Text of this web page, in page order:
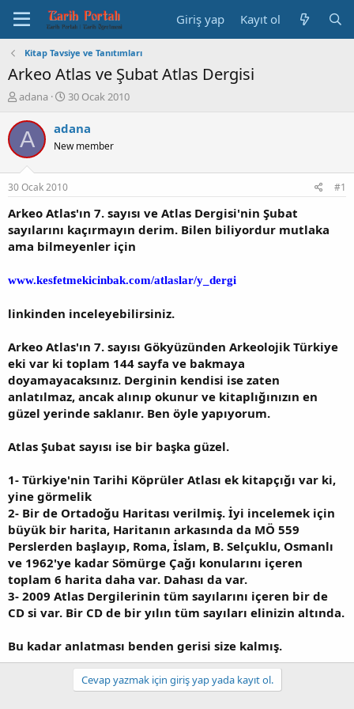
Giriş yap Kayıt ol
Kitap Tavsiye ve Tanıtımları
Arkeo Atlas ve Şubat Atlas Dergisi
K
n
b
u
u
b
a
l
a
a
adana
B
ş
a
ç
t
a
r
h
30 Ocak 2010
A adana
New member
30 Ocak 2010 #1
Arkeo Atlas'ın 7. sayısı ve Atlas Dergisi'nin Şubat
sayılarını kaçırmayın derim. Bilen biliyordur mutlaka
ama bilmeyenler için
www.kesfetmekicinbak.com/atlaslar/y_dergi
linkinden inceleyebilirsiniz.
Arkeo Atlas'ın 7. sayısı Gökyüzünden Arkeolojik Türkiye
eki var ki toplam 144 sayfa ve bakmaya
doyamayacaksınız. Derginin kendisi ise zaten
anlatılmaz, ancak alınıp okunur ve kitaplığınızın en
güzel yerinde saklanır. Ben öyle yapıyorum.
Atlas Şubat sayısı ise bir başka güzel.
1- Türkiye'nin Tarihi Köprüler Atlası ek kitapçığı var ki,
yine görmelik
2- Bir de Ortadoğu Haritası verilmiş. İyi incelemek için
büyük bir harita, Haritanın arkasında da MÖ 559
Perslerden başlayıp, Roma, İslam, B. Selçuklu, Osmanlı
ve 1962'ye kadar Sömürge Çağı konularını içeren
toplam 6 harita daha var. Dahası da var.
3- 2009 Atlas Dergilerinin tüm sayılarını içeren bir de
CD si var. Bir CD de bir yılın tüm sayıları elinizin altında.
Bu kadar anlatması benden gerisi size kalmış.
Cevap yazmak için giriş yap yada kayıt ol.